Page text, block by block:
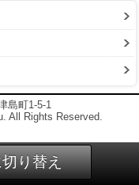
島町1-5-1
All Rights Reserved.
り替え